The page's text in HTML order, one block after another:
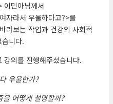
이민아님께서
자라서 우울하다고?>를
라보는 작업과 건강의 사회적
니다.
강의를 진행해주셨습니다.
우울한가?
을 어떻게 설명할까?